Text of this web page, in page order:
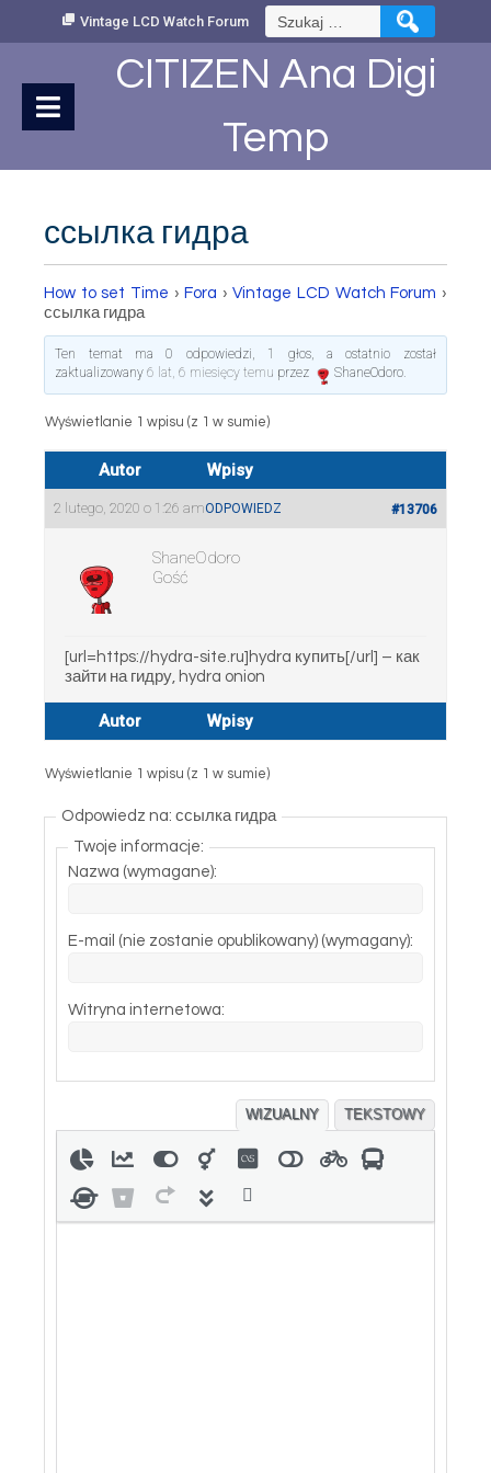
Vintage LCD Watch Forum Szukaj:
CITIZEN Ana Digi
Temp
ссылка гидра
How to set Time › Fora › Vintage LCD Watch Forum ›
ссылка гидра
Ten temat ma 0 odpowiedzi, 1 głos, a ostatnio został
zaktualizowany6 lat, 6 miesięcy temu przez ShaneOdoro.
Wyświetlanie 1 wpisu (z 1 w sumie)
Autor Wpisy
2 lutego, 2020 o 1:26 am #13706
ODPOWIEDZ
ShaneOdoro
Gość
[url=https://hydra-site.ru]hydra купить[/url] – как
зайти на гидру, hydra onion
Autor Wpisy
Wyświetlanie 1 wpisu (z 1 w sumie)
Odpowiedz na: ссылка гидра
Twoje informacje:
Nazwa (wymagane):
E-mail (nie zostanie opublikowany) (wymagany):
Witryna internetowa:
WIZUALNY TEKSTOWY